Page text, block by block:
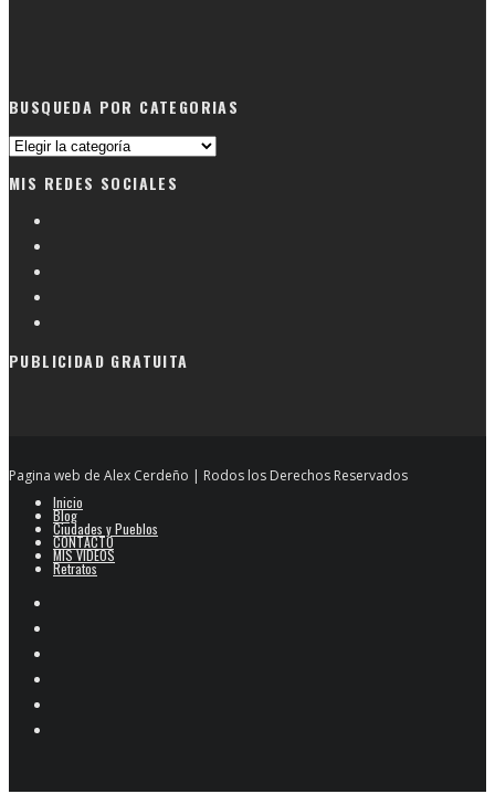
BUSQUEDA POR CATEGORIAS
Busqueda
categorias
MIS REDES SOCIALES
PUBLICIDAD GRATUITA
Pagina web de Alex Cerdeño | Rodos los Derechos Reservados
Inicio
Blog
Ciudades y Pueblos
CONTACTO
MIS VIDEOS
Retratos